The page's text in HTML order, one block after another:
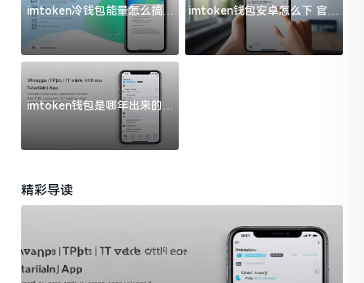
imtoken冷钱包能量怎么搞？
过来人告诉你门道
imtoken钱包安卓怎么下 官方
渠道避坑指南
imtoken钱包是哪年出来的？
一文给你说清楚
精彩导读